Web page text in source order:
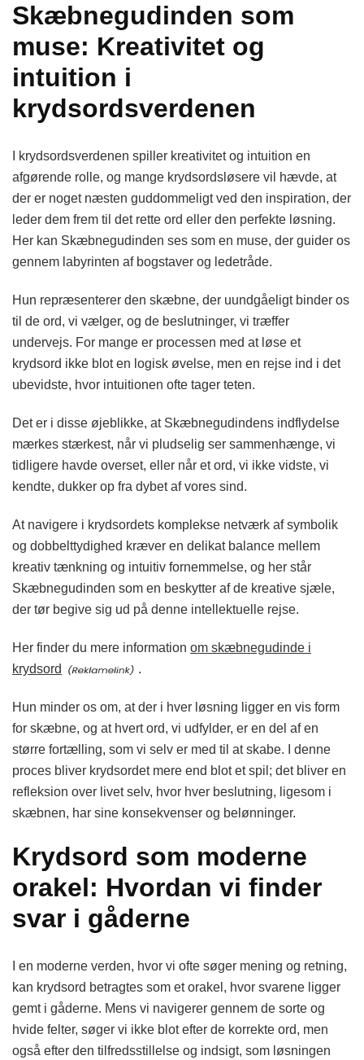
Skæbnegudinden som
muse: Kreativitet og
intuition i
krydsordsverdenen
I krydsordsverdenen spiller kreativitet og intuition en
afgørende rolle, og mange krydsordsløsere vil hævde, at
der er noget næsten guddommeligt ved den inspiration, der
leder dem frem til det rette ord eller den perfekte løsning.
Her kan Skæbnegudinden ses som en muse, der guider os
gennem labyrinten af bogstaver og ledetråde.
Hun repræsenterer den skæbne, der uundgåeligt binder os
til de ord, vi vælger, og de beslutninger, vi træffer
undervejs. For mange er processen med at løse et
krydsord ikke blot en logisk øvelse, men en rejse ind i det
ubevidste, hvor intuitionen ofte tager teten.
Det er i disse øjeblikke, at Skæbnegudindens indflydelse
mærkes stærkest, når vi pludselig ser sammenhænge, vi
tidligere havde overset, eller når et ord, vi ikke vidste, vi
kendte, dukker op fra dybet af vores sind.
At navigere i krydsordets komplekse netværk af symbolik
og dobbelttydighed kræver en delikat balance mellem
kreativ tænkning og intuitiv fornemmelse, og her står
Skæbnegudinden som en beskytter af de kreative sjæle,
der tør begive sig ud på denne intellektuelle rejse.
Her finder du mere information om skæbnegudinde i
krydsord
.
Hun minder os om, at der i hver løsning ligger en vis form
for skæbne, og at hvert ord, vi udfylder, er en del af en
større fortælling, som vi selv er med til at skabe. I denne
proces bliver krydsordet mere end blot et spil; det bliver en
refleksion over livet selv, hvor hver beslutning, ligesom i
skæbnen, har sine konsekvenser og belønninger.
Krydsord som moderne
orakel: Hvordan vi finder
svar i gåderne
I en moderne verden, hvor vi ofte søger mening og retning,
kan krydsord betragtes som et orakel, hvor svarene ligger
gemt i gåderne. Mens vi navigerer gennem de sorte og
hvide felter, søger vi ikke blot efter de korrekte ord, men
også efter den tilfredsstillelse og indsigt, som løsningen